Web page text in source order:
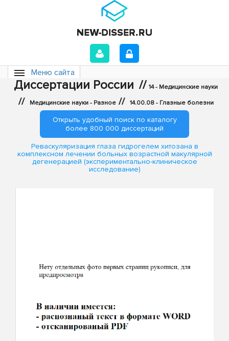
Меню сайта
Диссертации России // 14 - Медицинские науки
// Медицинские науки - Разное // 14.00.08 - Глазные болезни
Открыть удобный поиск по каталогу
более 800 000 диссертаций
Реваскуляризация глаза гидрогелем хитозана в
комплексном лечении больных возрастной макулярной
дегенерацией (экспериментально-клиническое
исследование)